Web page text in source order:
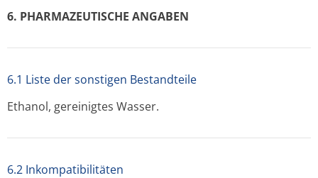
6. PHARMAZEUTISCHE ANGABEN
6.1 Liste der sonstigen Bestandteile
Ethanol, gereinigtes Wasser.
6.2 Inkompatibilitäten